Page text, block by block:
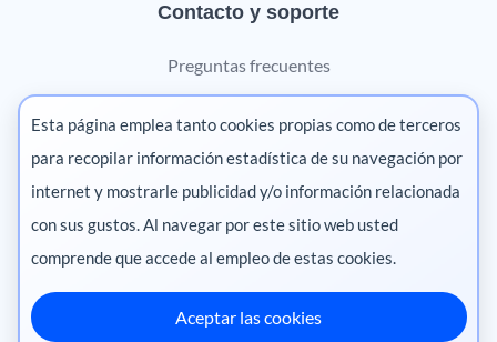
Contacto y soporte
Preguntas frecuentes
Contáctanos
Marketing digital
Pharma
México
·
Esta página emplea tanto cookies propias como de terceros
para recopilar información estadística de su navegación por
internet y mostrarle publicidad y/o información relacionada
con sus gustos. Al navegar por este sitio web usted
comprende que accede al empleo de estas cookies.
Aceptar las cookies